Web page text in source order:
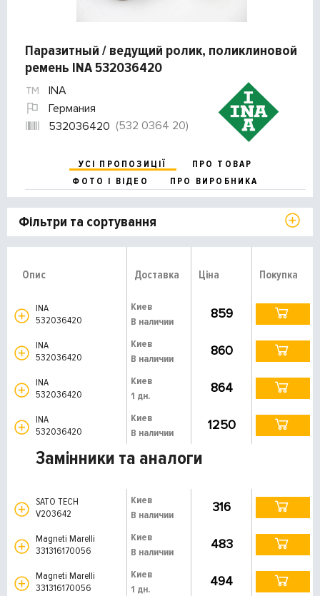
Паразитный / ведущий ролик, поликлиновой
ремень INA 532036420
INA
Германия
532036420 (532 0364 20)
УСІ ПРОПОЗИЦІЇ
ПРО ТОВАР
ФОТО І ВІДЕО
ПРО ВИРОБНИКА
Фільтри та сортування
Опис Доставка Ціна Покупка
INA
532036420
Киев
В наличии
859
INA
532036420
Киев
В наличии
860
INA
532036420
Киев
1 дн.
864
INA
532036420
Киев
В наличии
1250
Замінники та аналоги
SATO TECH
V203642
Киев
В наличии
316
Magneti Marelli
331316170056
Киев
В наличии
483
Magneti Marelli
331316170056
Киев
1 дн.
494